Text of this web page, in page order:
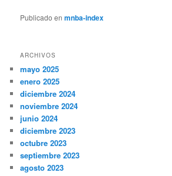
Publicado en mnba-index
ARCHIVOS
mayo 2025
enero 2025
diciembre 2024
noviembre 2024
junio 2024
diciembre 2023
octubre 2023
septiembre 2023
agosto 2023